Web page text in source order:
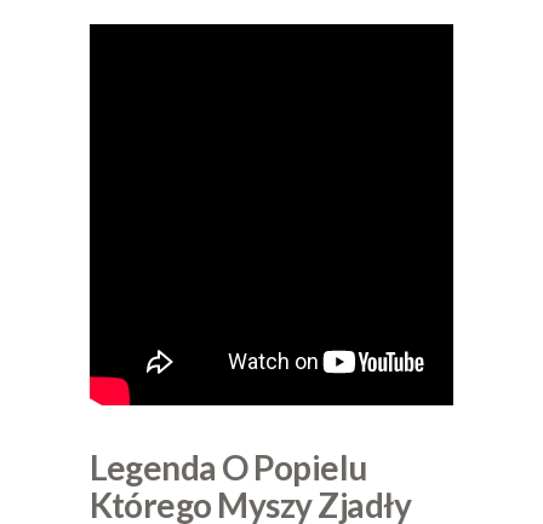
Legenda O Popielu
Którego Myszy Zjadły